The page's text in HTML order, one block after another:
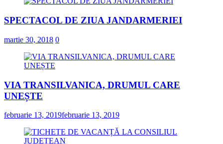
SPECTACOL DE ZIUA JANDARMERIEI
martie 30, 2018 0
VIA TRANSILVANICA, DRUMUL CARE
UNEȘTE
februarie 13, 2019februarie 13, 2019